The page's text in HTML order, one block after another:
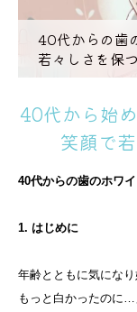
40代からの歯
若々しさを保
40代から始
笑顔で
40代からの歯のホワ
1. はじめに
年齢とともに気にな
もっと白かったのに